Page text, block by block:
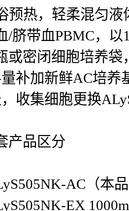
预热，轻柔混匀液
/脐带血PBMC，
或密闭细胞培养
补加新鲜AC培养
收集细胞更换
产品区分
AC（本
EX